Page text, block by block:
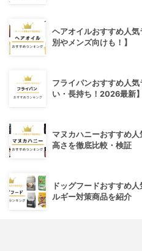
ヘアオイルおすすめ人
別やメンズ向けも！】
フライパンおすすめ人
い・長持ち！2026最新】
マヌカハニーおすすめ
高さを徹底比較・検証
ドッグフードおすすめ
ルギー対策商品を紹介